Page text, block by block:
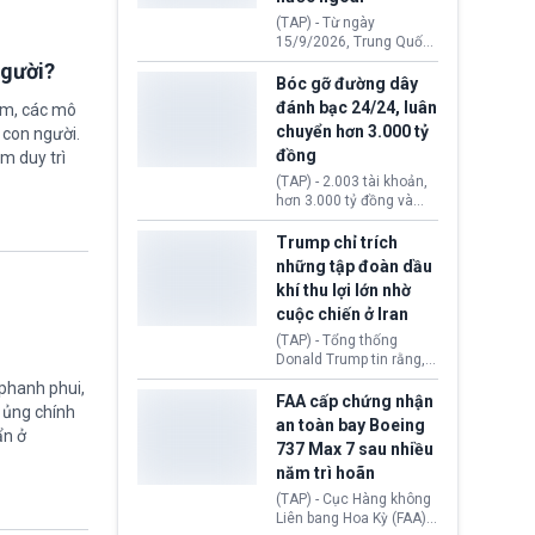
các mô
người.
duy trì
phui,
chính
ở
đến ổ dịch Salmonella
khiến ít nhất 110 người
mắc bệnh tại bang
Minnesota.
(TAP) - Từ ngày
15/9/2026, Trung Quốc
áp dụng quy định mới về
quản lý xuất nhập cảnh.
Một hành vi vi phạm giấy
tờ, xuất nhập cảnh trái
phép hay liên quan kiểm
soát công nghệ có thể
khiến công dân Trung
Quốc đối mặt lệnh cấm
xuất cảnh kéo dài tới 3
năm. Trong khi đó, người
nước ngoài sử dụng giấy
tờ giả có nguy cơ bị từ
chối nhập cảnh hoặc
cấm vào Trung Quốc tới
5 năm.
Bóc gỡ đường dây
đánh bạc 24/24, luân
chuyển hơn 3.000 tỷ
đồng
(TAP) - 2.003 tài khoản,
hơn 3.000 tỷ đồng và
một đường dây đánh
bạc xuyên quốc gia vận
hành 24/24 giờ vừa bị
Công an TP. Hải Phòng
(Việt Nam) bóc gỡ.
Trump chỉ trích
những tập đoàn dầu
khí thu lợi lớn nhờ
cuộc chiến ở Iran
(TAP) - Tổng thống
Donald Trump tin rằng, 2
tập đoàn dầu khí
ExxonMobil và Chevron
đã thu về lợi nhuận quá
lớn nhờ giá dầu tăng
mạnh suốt thời gian Hoa
Kỳ xảy ra xung đột ở
Iran. Trên cơ sở đó, lãnh
đạo Nhà Trắng kêu gọi
các doanh nghiệp cần
FAA cấp chứng nhận
an toàn bay Boeing
737 Max 7 sau nhiều
năm trì hoãn
(TAP) - Cục Hàng không
Liên bang Hoa Kỳ (FAA)